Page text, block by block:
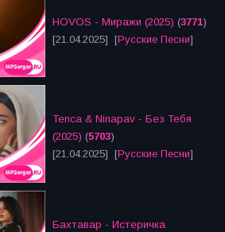
HOVOS - Миражи (2025) (3771)
[21.04.2025] [Русские Песни]
Tenca & Ninapav - Без Тебя
(2025) (5703)
[21.04.2025] [Русские Песни]
Бахтавар - Истеричка